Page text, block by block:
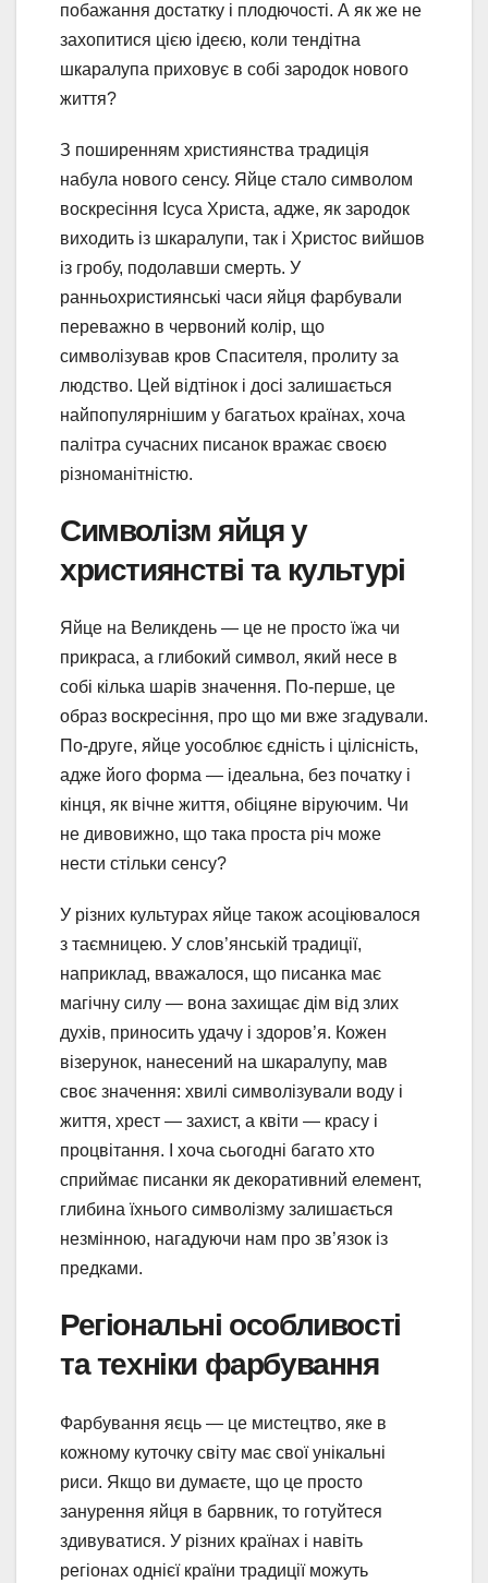
побажання достатку і плодючості. А як же не
захопитися цією ідеєю, коли тендітна
шкаралупа приховує в собі зародок нового
життя?
З поширенням християнства традиція
набула нового сенсу. Яйце стало символом
воскресіння Ісуса Христа, адже, як зародок
виходить із шкаралупи, так і Христос вийшов
із гробу, подолавши смерть. У
ранньохристиянські часи яйця фарбували
переважно в червоний колір, що
символізував кров Спасителя, пролиту за
людство. Цей відтінок і досі залишається
найпопулярнішим у багатьох країнах, хоча
палітра сучасних писанок вражає своєю
різноманітністю.
Символізм яйця у
християнстві та культурі
Яйце на Великдень — це не просто їжа чи
прикраса, а глибокий символ, який несе в
собі кілька шарів значення. По-перше, це
образ воскресіння, про що ми вже згадували.
По-друге, яйце уособлює єдність і цілісність,
адже його форма — ідеальна, без початку і
кінця, як вічне життя, обіцяне віруючим. Чи
не дивовижно, що така проста річ може
нести стільки сенсу?
У різних культурах яйце також асоціювалося
з таємницею. У слов’янській традиції,
наприклад, вважалося, що писанка має
магічну силу — вона захищає дім від злих
духів, приносить удачу і здоров’я. Кожен
візерунок, нанесений на шкаралупу, мав
своє значення: хвилі символізували воду і
життя, хрест — захист, а квіти — красу і
процвітання. І хоча сьогодні багато хто
сприймає писанки як декоративний елемент,
глибина їхнього символізму залишається
незмінною, нагадуючи нам про зв’язок із
предками.
Регіональні особливості
та техніки фарбування
Фарбування яєць — це мистецтво, яке в
кожному куточку світу має свої унікальні
риси. Якщо ви думаєте, що це просто
занурення яйця в барвник, то готуйтеся
здивуватися. У різних країнах і навіть
регіонах однієї країни традиції можуть